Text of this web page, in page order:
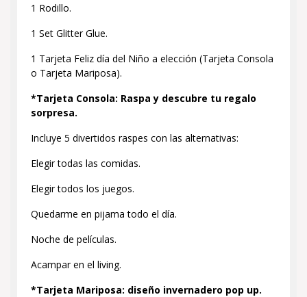
1 Rodillo.
1 Set Glitter Glue.
1 Tarjeta Feliz día del Niño a elección (Tarjeta Consola
o Tarjeta Mariposa).
*Tarjeta Consola: Raspa y descubre tu regalo
sorpresa.
Incluye 5 divertidos raspes con las alternativas:
Elegir todas las comidas.
Elegir todos los juegos.
Quedarme en pijama todo el día.
Noche de películas.
Acampar en el living.
*Tarjeta Mariposa: diseño invernadero pop up.